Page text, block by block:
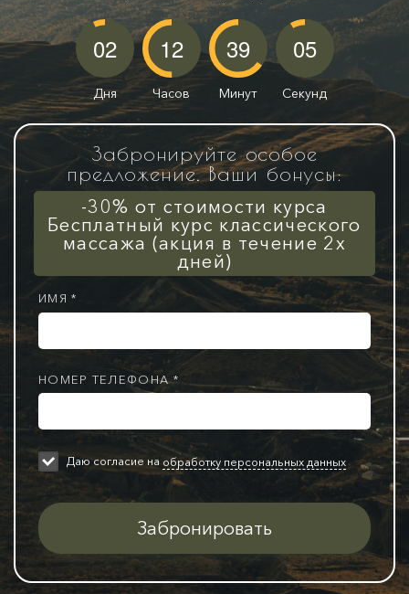
02
Дня
12
Часов
39
Минут
03
Секунды
Забронируйте особое
предложение. Ваши бонусы:
-30% от стоимости курса
Бесплатный курс классического
массажа (акция в течение 2х
дней)
ИМЯ *
НОМЕР ТЕЛЕФОНА *
Даю согласие на обработку персональных данных
Забронировать